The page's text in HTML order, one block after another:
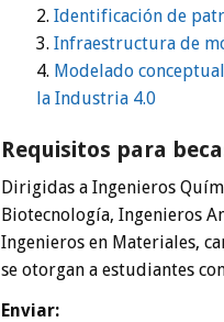
Identificación de
Infraestructura de
Modelado
la Industria 4.0
Requisitos para
Dirigidas a Ingenieros
Biotecnología, Ingenieros
Ingenieros en Materiales,
se otorgan a estudiantes
Enviar: